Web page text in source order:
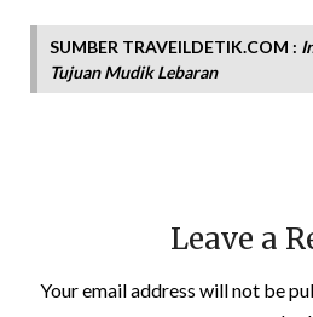
SUMBER TRAVEILDETIK.COM :
Tujuan Mudik Lebaran
Leave a
Your email address will not be